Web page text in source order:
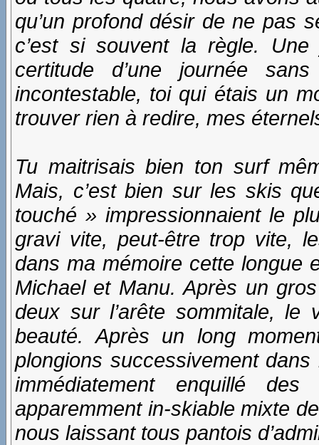
qu’un profond désir de ne pas
c’est si souvent la règle.
certitude d’une journée
incontestable, toi qui étais un
trouver rien à redire, mes
Tu maitrisais bien ton surf
Mais, c’est bien sur les skis
touché » impressionnaient le
gravi vite, peut-être trop vite,
dans ma mémoire cette longue
Michael et Manu. Après un
deux sur l’arête sommitale,
beauté. Après un long
plongions successivement
immédiatement enquillé
apparemment in-skiable mixte
nous laissant tous pantois